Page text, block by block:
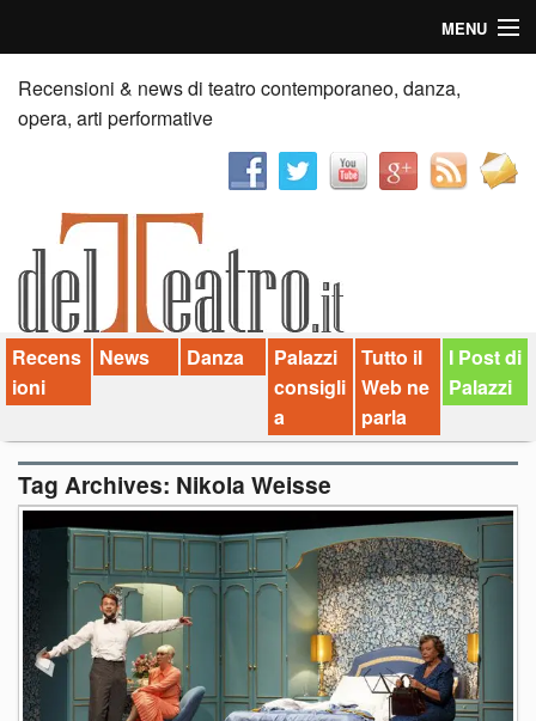
MENU
Home
Recensioni
News
Palazzi consiglia
Video
Chi siamo
Contatti
dT in English
Recensioni & news di teatro contemporaneo, danza,
opera, arti performative
Recens
ioni
News Danza
Palazzi
consigli
a
Tutto il
Web ne
parla
I Post di
Palazzi
Tag Archives: Nikola Weisse